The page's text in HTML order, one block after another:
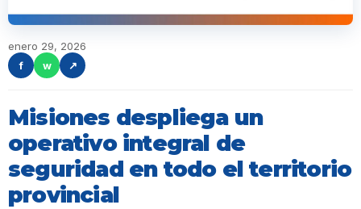
enero 29, 2026
f
w ↗
Misiones despliega un
operativo integral de
seguridad en todo el territorio
provincial